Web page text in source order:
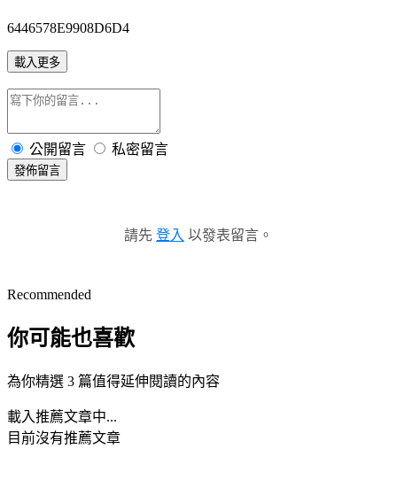
6446578E9908D6D4
載入更多
公開留言 私密留言
發佈留言
請先 登入 以發表留言。
Recommended
你可能也喜歡
為你精選 3 篇值得延伸閱讀的內容
載入推薦文章中...
目前沒有推薦文章